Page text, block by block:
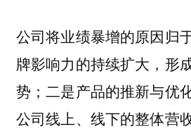
公司将业绩暴增的原因归
牌影响力的持续扩大，形
势；二是产品的推新与优
公司线上、线下的整体营